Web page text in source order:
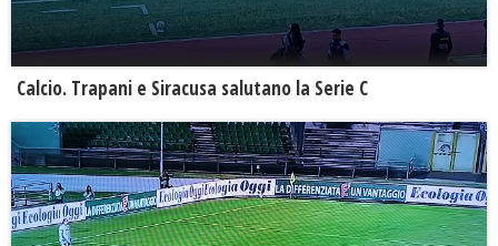
Calcio. Trapani e Siracusa salutano la Serie C